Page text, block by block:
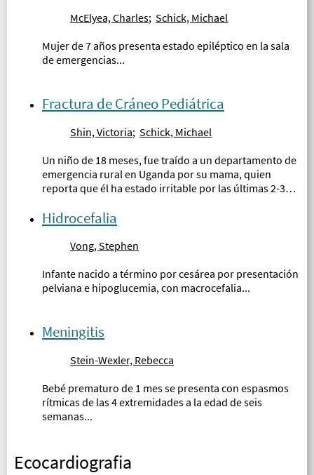
McElyea, Charles; Schick, Michael
Mujer de 7 años presenta estado epiléptico en la sala
de emergencias...
Fractura de Cráneo Pediátrica
Shin, Victoria; Schick, Michael
Un niño de 18 meses, fue traído a un departamento de
emergencia rural en Uganda por su mama, quien
reporta que él ha estado irritable por las últimas 2-3
Hidrocefalia
Vong, Stephen
Infante nacido a término por cesárea por presentación
pelviana e hipoglucemia, con macrocefalia...
Meningitis
Stein-Wexler, Rebecca
Bebé prematuro de 1 mes se presenta con espasmos
rítmicas de las 4 extremidades a la edad de seis
semanas...
Ecocardiografia